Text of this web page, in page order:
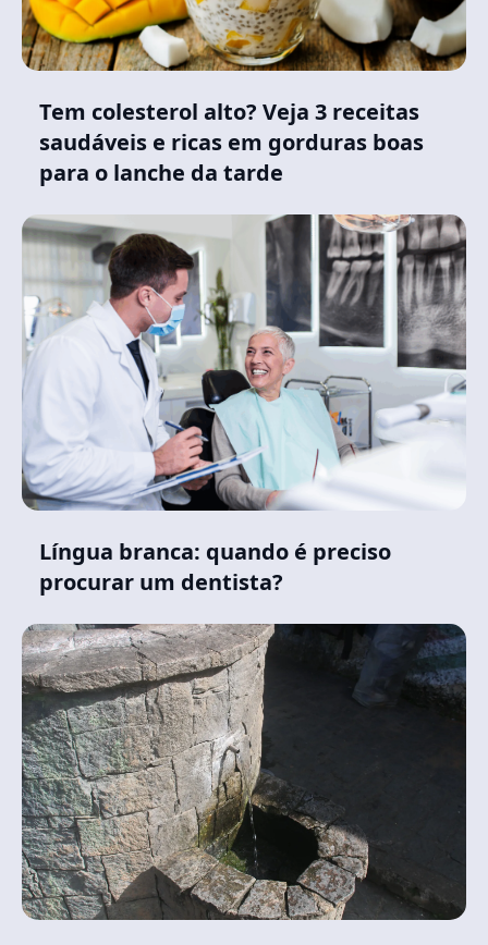
Tem colesterol alto? Veja 3 receitas
saudáveis e ricas em gorduras boas
para o lanche da tarde
Língua branca: quando é preciso
procurar um dentista?